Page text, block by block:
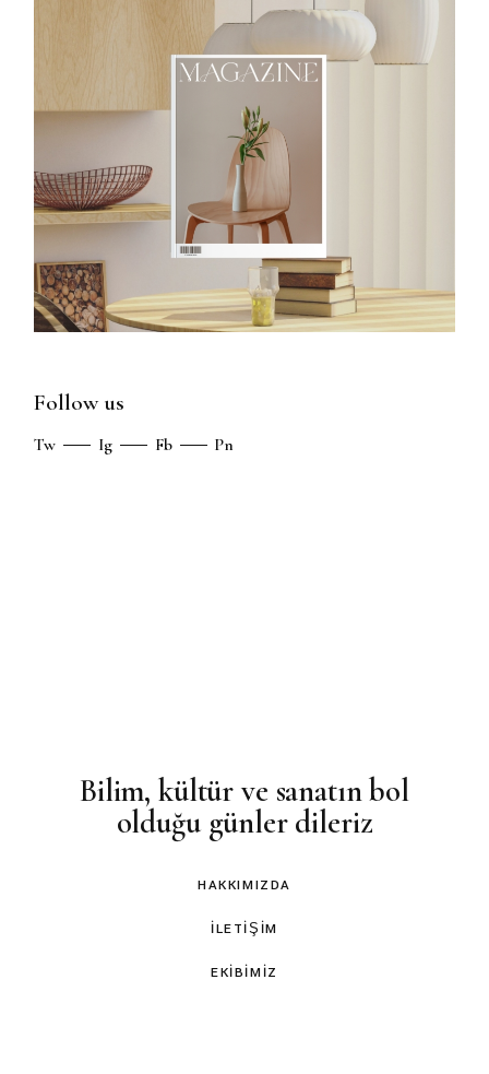
Follow us
Tw Ig Fb Pn
Bilim, kültür ve sanatın bol
olduğu günler dileriz
HAKKIMIZDA
İLETIŞIM
EKIBIMIZ